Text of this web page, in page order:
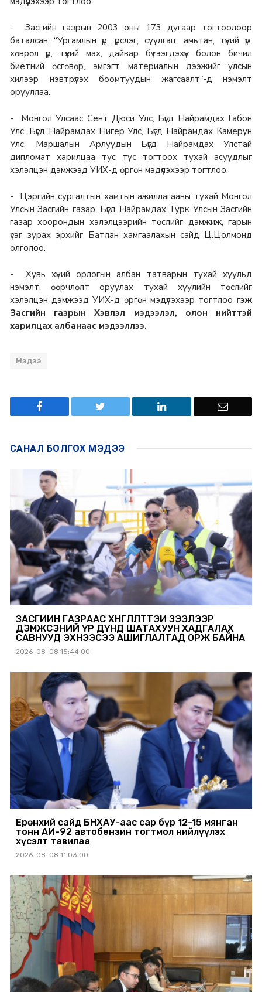
- Засгийн газрын 2003 оны 173 дугаар тогтоолоор
баталсан “Ургамлын үр, үрслэг, суулгац, амьтан, түүний үр,
хөврөл үр, түүхий мах, дайвар бүтээгдэхүүн болон бичил
биетний өсгөвөр, эмгэгт материалын дээжийг улсын
хилээр нэвтрүүлэх боомтуудын жагсаалт”-д нэмэлт
орууллаа.
- Монгол Улсаас Сент Дюси Улс, Бүгд Найрамдах Габон
Улс, Бүгд Найрамдах Нигер Улс, Бүгд Найрамдах Камерун
Улс, Маршалын Арлуудын Бүгд Найрамдах Улстай
дипломат харилцаа тус тус тогтоох тухай асуудлыг
хэлэлцэн дэмжээд УИХ-д өргөн мэдүүлэхээр тогтлоо.
- Цэргийн сургалтын хамтын ажиллагааны тухай Монгол
Улсын Засгийн газар, Бүгд Найрамдах Турк Улсын Засгийн
газар хоорондын хэлэлцээрийн төслийг дэмжиж, гарын
үсэг зурах эрхийг Батлан хамгаалахын сайд Ц.Цолмонд
олголоо.
- Хувь хүний орлогын албан татварын тухай хуульд
нэмэлт, өөрчлөлт оруулах тухай хуулийн төслийг
хэлэлцэн дэмжээд УИХ-д өргөн мэдүүлэхээр тогтлоо гэж
Засгийн газрын Хэвлэл мэдээлэл, олон нийттэй
харилцах албанаас мэдээллээ.
Мэдээ
САНАЛ БОЛГОХ МЭДЭЭ
ЗАСГИЙН ГАЗРААС ХӨНГӨЛӨЛТТЭЙ ЗЭЭЛЭЭР
ДЭМЖСЭНИЙ ҮР ДҮНД ШАТАХУУН ХАДГАЛАХ
САВНУУД ЭХНЭЭСЭЭ АШИГЛАЛТАД ОРЖ БАЙНА
2026-08-08 15:44:00
Ерөнхий сайд БНХАУ-аас сар бүр 12-15 мянган
тонн АИ-92 автобензин тогтмол нийлүүлэх
хүсэлт тавилаа
2026-08-08 11:03:00